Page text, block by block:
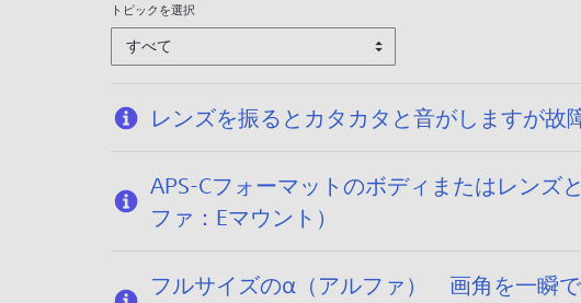
ま
ん
。
トピックを選択
すべて
レンズを振るとカタカタと音がしますが故
APS-Cフォーマットのボディまたはレン
ファ：Eマウント）
フルサイズのα（アルファ） 画角を一瞬